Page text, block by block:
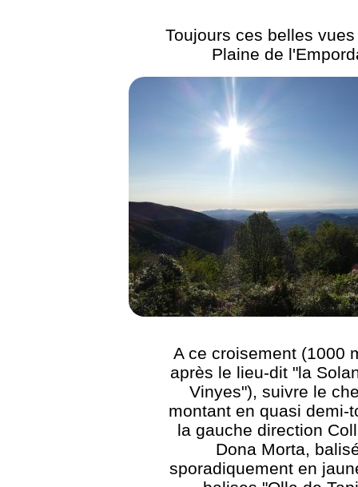
Toujours ces belles
Plaine de
A ce croisement (1000
après le lieu-dit "la
Vinyes"), suivre le
montant en quasi demi-
la gauche direction
Dona Morta,
sporadiquement en